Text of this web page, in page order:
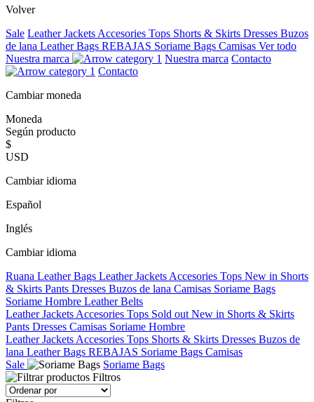
Volver
Sale Leather Jackets Accesories Tops Shorts & Skirts Dresses Buzos
de lana Leather Bags REBAJAS Soriame Bags Camisas Ver todo
Nuestra marca
Nuestra marca Contacto
Contacto
Cambiar moneda
Moneda
Según producto
$
USD
Cambiar idioma
Español
Inglés
Cambiar idioma
Ruana Leather Bags Leather Jackets Accesories Tops New in Shorts
& Skirts Pants Dresses Buzos de lana Camisas Soriame Bags
Soriame Hombre Leather Belts
Leather Jackets Accesories Tops Sold out New in Shorts & Skirts
Pants Dresses Camisas Soriame Hombre
Leather Jackets Accesories Tops Shorts & Skirts Dresses Buzos de
lana Leather Bags REBAJAS Soriame Bags Camisas
Sale
Soriame Bags
Filtros